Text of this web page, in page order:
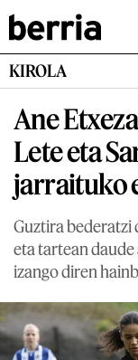
KIROLA
Ane
Lete eta
jarraituko
Guztira bederatzi
eta tartean
izango diren